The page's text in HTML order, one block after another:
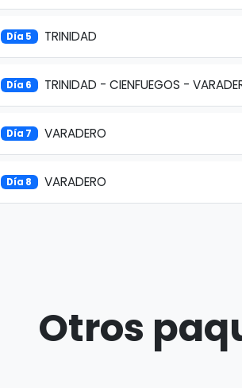
Día 5 TRINIDAD
Día 6 TRINIDAD - CIENFUEGOS -
Día 7 VARADERO
Día 8 VARADERO
Otros